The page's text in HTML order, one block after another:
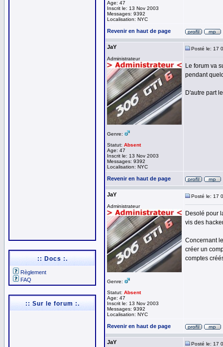
:: Docs :.
Règlement
FAQ
:: Sur le forum :.
Age: 47
Inscrit le: 13 Nov 2003
Messages: 9392
Localisation: NYC
Revenir en haut de page
JaY
Administrateur
Genre:
Statut: Absent
Age: 47
Inscrit le: 13 Nov 2003
Messages: 9392
Localisation: NYC
Posté le: 17
Le forum va
pendant
D'autre part
Revenir en haut de page
JaY
Administrateur
Genre:
Statut: Absent
Age: 47
Inscrit le: 13 Nov 2003
Messages: 9392
Localisation: NYC
Posté le: 17
Desolé pour
vis des
Concernant
créer un
comptes
Revenir en haut de page
JaY Posté le: 17